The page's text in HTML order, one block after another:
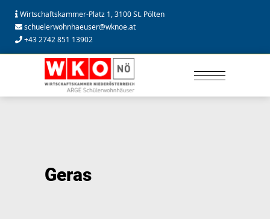
Wirtschaftskammer-Platz 1, 3100 St. Pölten
schuelerwohnhaeuser@wknoe.at
+43 2742 851 13902
Geras